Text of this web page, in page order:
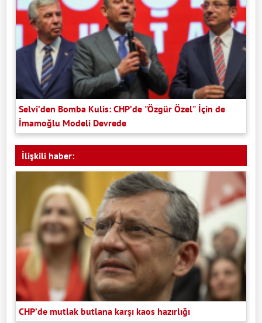
Selvi’den Bomba Kulis: CHP’de "Özgür Özel" İçin de
İmamoğlu Modeli Devrede
İlişkili haber:
CHP’de mutlak butlana karşı kaos hazırlığı